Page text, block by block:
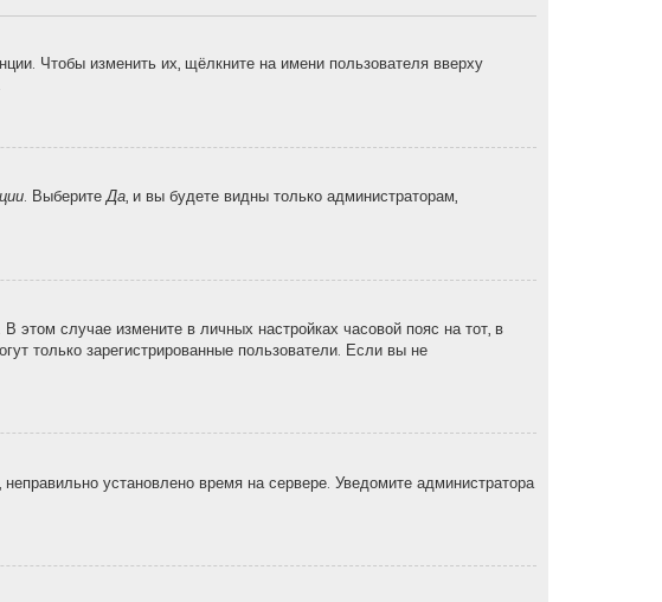
Чтобы изменить их, щёлкните на имени пользователя вверху
. ВыберитеДа, и вы будете видны только администраторам,
этом случае измените в личных настройках часовой пояс на тот, в
только зарегистрированные пользователи. Если вы не
установлено время на сервере. Уведомите администратора